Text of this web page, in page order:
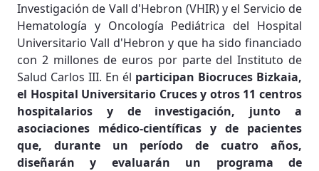
Investigación de Vall d'Hebron (VHIR) y el Servicio de
Hematología y Oncología Pediátrica del Hospital
Universitario Vall d'Hebron y que ha sido financiado
con 2 millones de euros por parte del Instituto de
Salud Carlos III. En él participan Biocruces Bizkaia,
el Hospital Universitario Cruces y otros 11 centros
hospitalarios y de investigación, junto a
asociaciones médico-científicas y de pacientes
que, durante un período de cuatro años,
diseñarán y evaluarán un programa de